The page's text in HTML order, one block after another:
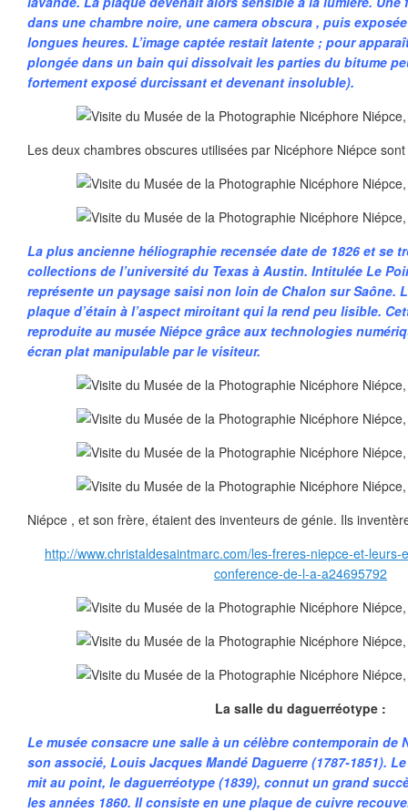
dans une chambre noire, une camera obscura , puis
longues heures. L’image captée restait latente ; pour
plongée dans un bain qui dissolvait les parties du bitume
fortement exposé durcissant et devenant insoluble).
Les deux chambres obscures utilisées par Nicéphore Niépce
La plus ancienne héliographie recensée date de 1826 et se
collections de l’université du Texas à Austin. Intitulée Le
représente un paysage saisi non loin de Chalon sur Saône.
plaque d’étain à l’aspect miroitant qui la rend peu lisible.
reproduite au musée Niépce grâce aux technologies
écran plat manipulable par le visiteur.
Niépce , et son frère, étaient des inventeurs de génie. Ils
http://www.christaldesaintmarc.com/les-freres-niepce-et-
conference-de-l-a-a24695792
La salle du daguerréotype :
Le musée consacre une salle à un célèbre contemporain de
son associé, Louis Jacques Mandé Daguerre (1787-1851).
mit au point, le daguerréotype (1839), connut un grand
les années 1860. Il consiste en une plaque de cuivre